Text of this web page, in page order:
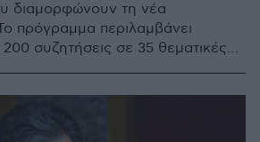
διαμορφώνουν τη νέα
πρόγραμμα περιλαμβάνει
συζητήσεις σε 35 θεματικές